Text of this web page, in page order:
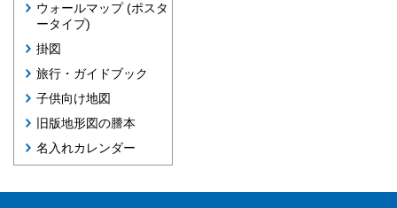
ウォールマップ (ポスタ
ータイプ)
掛図
旅行・ガイドブック
子供向け地図
旧版地形図の謄本
名入れカレンダー